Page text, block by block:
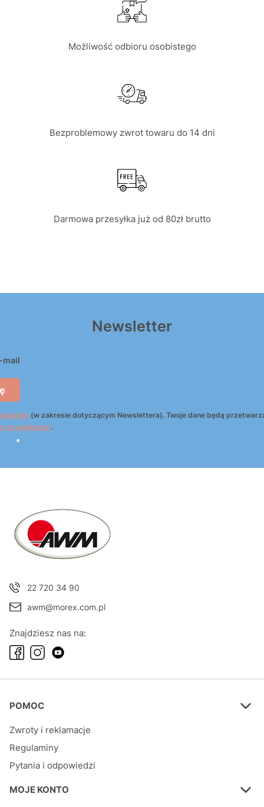
Możliwość odbioru osobistego
Bezproblemowy zwrot towaru do 14 dni
Darmowa przesyłka już od 80zł brutto
Newsletter
mail
(w zakresie dotyczącym Newslettera). Twoje dane będą
prywatności.
22 720 34 90
awm@morex.com.pl
Znajdziesz nas na:
Linki w stopce
POMOC
Zwroty i reklamacje
Regulaminy
Pytania i odpowiedzi
MOJE KONTO